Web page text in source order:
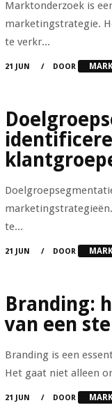
Marktonderzoek is
marketingstrategie.
te verkr...
21 JUN DOOR
te...
21 JUN DOOR
Branding:
van een
Branding is een
Het gaat niet alleen
21 JUN DOOR